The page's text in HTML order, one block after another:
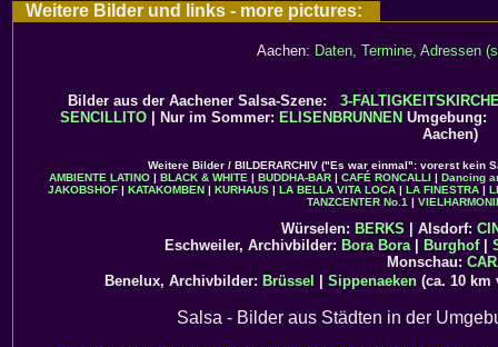
Weitere Bilder und links - more pictures:
Aachen: Daten, Termine, Adressen
Bilder aus der Aachener Salsa-Szene: 3-
SENCILLITO | Nur im Sommer: ELISENBRUNNEN Umgebung:
Aachen)
Weitere Bilder / BILDERARCHIV ("Es war einmal": vorerst kein
AMBIENTE LATINO| BLACK & WHITE | BUDDHA-BAR| CAFÉ RONCALLI| Dancing
JAKOBSHOF | KATAKOMBEN | KURHAUS | LA BELLA VITA LOCA | LA FINESTRA |
TANZCENTER No.1 |
Würselen: BERKS | Alsdorf:
Eschweiler, Archivbilder: Bora Bora| Burghof|
Monschau:
Benelux, Archivbilder: Brüssel Sippenaeken(ca. 10 km
Salsa - Bilder aus Städten in der